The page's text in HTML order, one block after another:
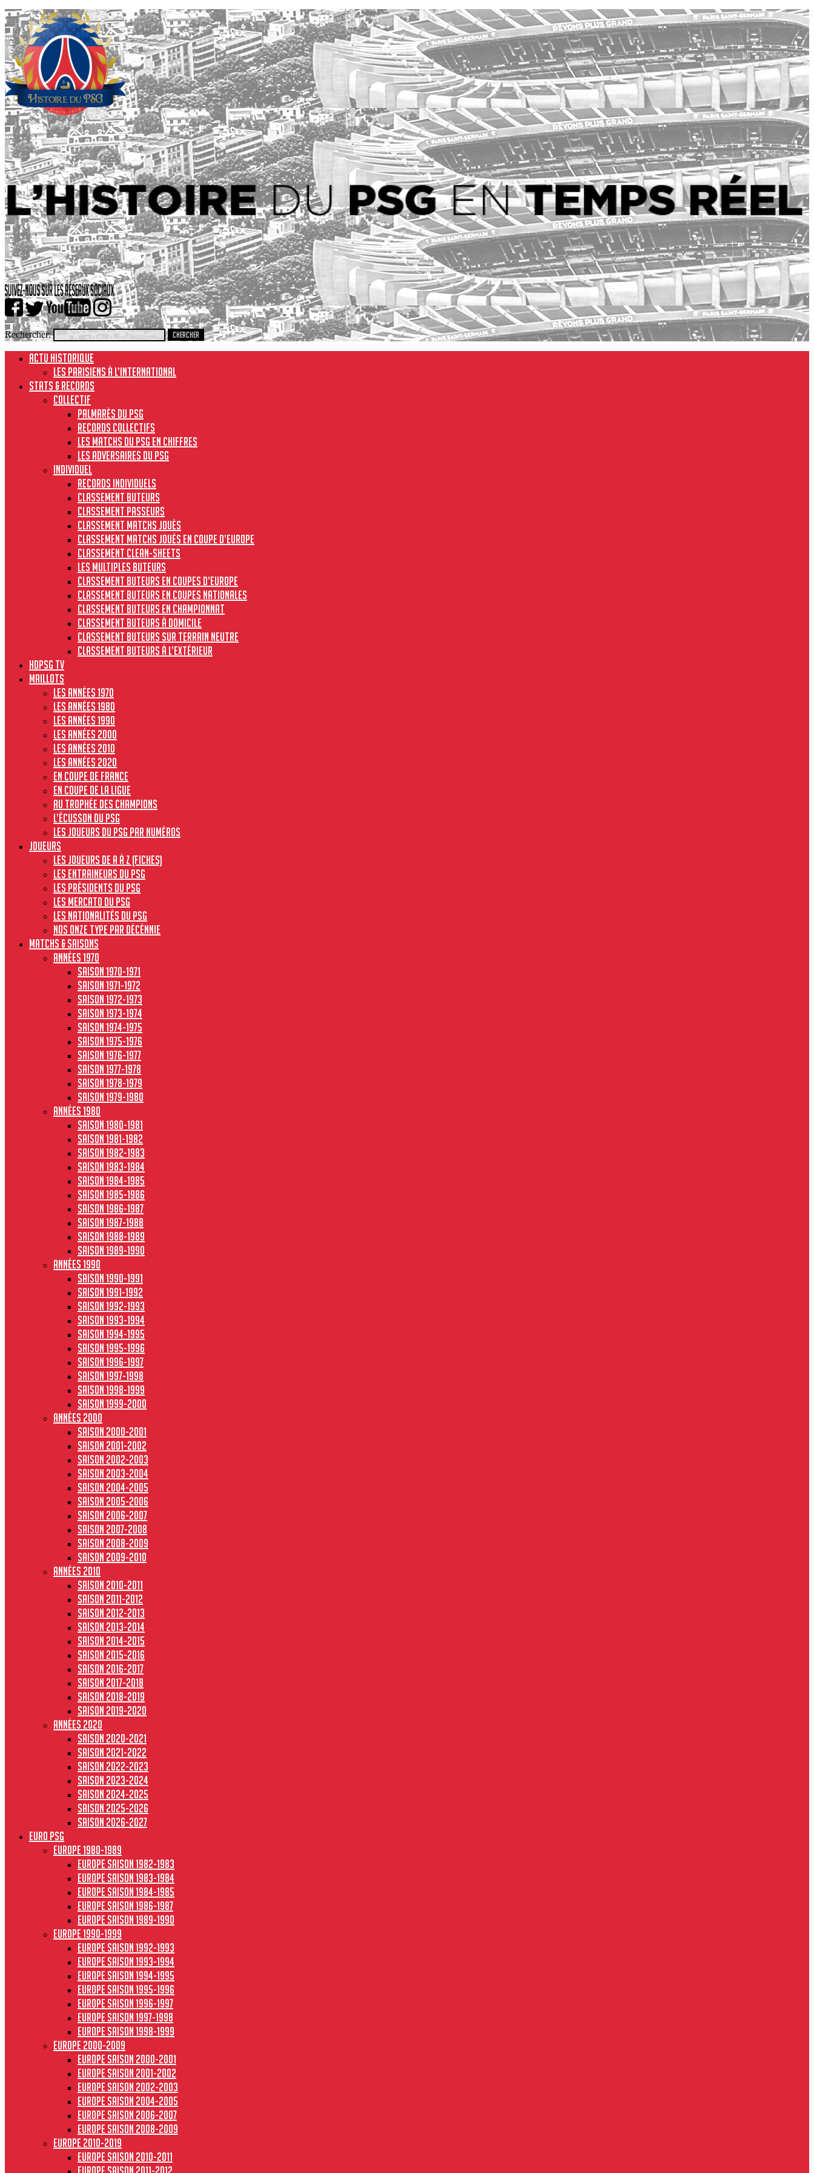
Rechercher:
ACTU HISTORIQUE
Les Parisiens à l’international
STATS & RECORDS
Collectif
Palmarès du PSG
Records collectifs
Les matchs du PSG en chiffres
Les adversaires du PSG
Individuel
Records individuels
Classement buteurs
Classement passeurs
Classement matchs joués
Classement matchs joués en Coupe d’Europe
Classement clean-sheets
Les multiples buteurs
Classement buteurs en coupes d’Europe
Classement buteurs en coupes nationales
Classement buteurs en championnat
Classement buteurs à domicile
Classement buteurs sur terrain neutre
Classement buteurs à l’extérieur
HdPSG TV
MAILLOTS
Les années 1970
Les années 1980
Les années 1990
Les années 2000
Les années 2010
Les années 2020
En Coupe de France
En Coupe de la Ligue
Au Trophée des Champions
L’écusson du PSG
Les joueurs du PSG par numéros
JOUEURS
Les joueurs de A à Z (fiches)
Les entraineurs du PSG
Les présidents du PSG
Les Mercato du PSG
Les nationalités du PSG
Nos onze type par décénnie
MATCHS & SAISONS
Années 1970
Saison 1970-1971
Saison 1971-1972
Saison 1972-1973
Saison 1973-1974
Saison 1974-1975
Saison 1975-1976
Saison 1976-1977
Saison 1977-1978
Saison 1978-1979
Saison 1979-1980
Années 1980
Saison 1980-1981
Saison 1981-1982
Saison 1982-1983
Saison 1983-1984
Saison 1984-1985
Saison 1985-1986
Saison 1986-1987
Saison 1987-1988
Saison 1988-1989
Saison 1989-1990
Années 1990
Saison 1990-1991
Saison 1991-1992
Saison 1992-1993
Saison 1993-1994
Saison 1994-1995
Saison 1995-1996
Saison 1996-1997
Saison 1997-1998
Saison 1998-1999
Saison 1999-2000
Années 2000
Saison 2000-2001
Saison 2001-2002
Saison 2002-2003
Saison 2003-2004
Saison 2004-2005
Saison 2005-2006
Saison 2006-2007
Saison 2007-2008
Saison 2008-2009
Saison 2009-2010
Années 2010
Saison 2010-2011
Saison 2011-2012
Saison 2012-2013
Saison 2013-2014
Saison 2014-2015
Saison 2015-2016
Saison 2016-2017
Saison 2017-2018
Saison 2018-2019
Saison 2019-2020
Années 2020
Saison 2020-2021
Saison 2021-2022
Saison 2022-2023
Saison 2023-2024
Saison 2024-2025
Saison 2025-2026
Saison 2026-2027
Euro PSG
Europe 1980-1989
Europe saison 1982-1983
Europe Saison 1983-1984
Europe saison 1984-1985
Europe saison 1986-1987
Europe saison 1989-1990
Europe 1990-1999
Europe saison 1992-1993
Europe saison 1993-1994
Europe saison 1994-1995
Europe saison 1995-1996
Europe saison 1996-1997
Europe Saison 1997-1998
Europe saison 1998-1999
Europe 2000-2009
Europe saison 2000-2001
Europe saison 2001-2002
Europe saison 2002-2003
Europe saison 2004-2005
Europe saison 2006-2007
Europe saison 2008-2009
Europe 2010-2019
Europe saison 2010-2011